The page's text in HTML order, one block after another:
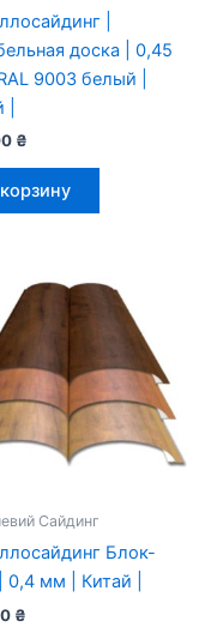
|
доска | 0,45
9003 белый |
₴
Сайдинг
Блок-
0,4 мм | Китай |
₴